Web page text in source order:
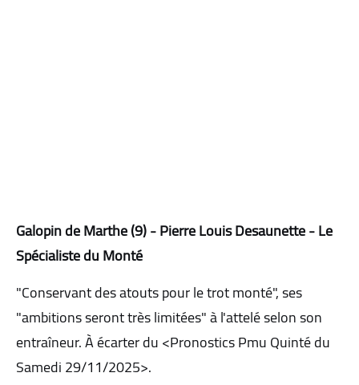
Galopin de Marthe (9) - Pierre Louis Desaunette - Le
Spécialiste du Monté
"Conservant des atouts pour le trot monté", ses
"ambitions seront très limitées" à l'attelé selon son
entraîneur. À écarter du <Pronostics Pmu Quinté du
Samedi 29/11/2025>.